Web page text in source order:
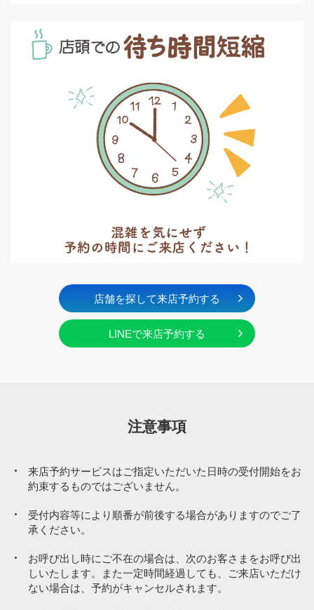
店舗を探して来店予約する
LINEで来店予約する
注意事項
来店予約サービスはご指定いただいた日時の受付開始をお
約束するものではございません。
受付内容等により順番が前後する場合がありますのでご了
承ください。
お呼び出し時にご不在の場合は、次のお客さまをお呼び出
しいたします。また一定時間経過しても、ご来店いただけ
ない場合は、予約がキャンセルされます。